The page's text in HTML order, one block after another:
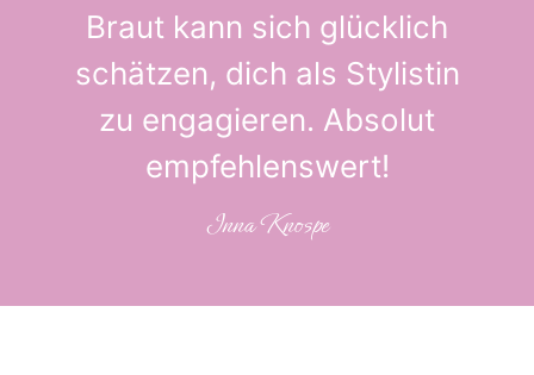
Braut kann sich glücklich
schätzen, dich als Stylistin
zu engagieren. Absolut
empfehlenswert!
Inna Knospe